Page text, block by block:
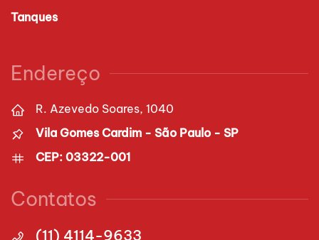
Tanques
Endereço
R. Azevedo Soares, 1040
Vila Gomes Cardim - São Paulo - SP
CEP: 03322-001
Contatos
(11) 4114-9633